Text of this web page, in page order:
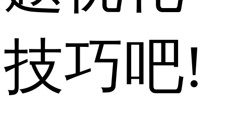
技巧吧!